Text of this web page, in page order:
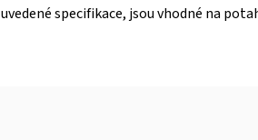
uvedené specifikace, jsou vhodné na